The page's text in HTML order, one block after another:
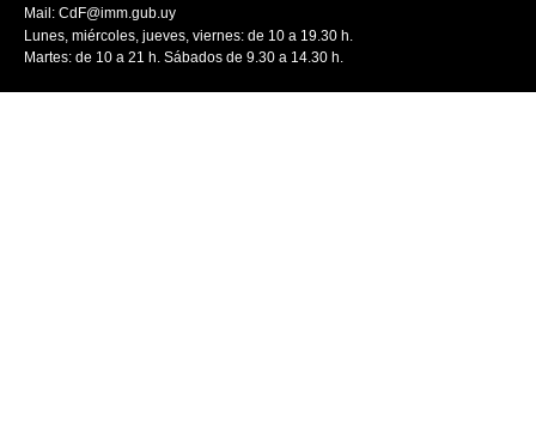
Mail: CdF@imm.gub.uy
Lunes, miércoles, jueves, viernes: de 10 a 19.30 h.
Martes: de 10 a 21 h. Sábados de 9.30 a 14.30 h.